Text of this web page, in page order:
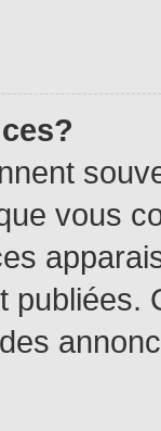
vous
publiées.